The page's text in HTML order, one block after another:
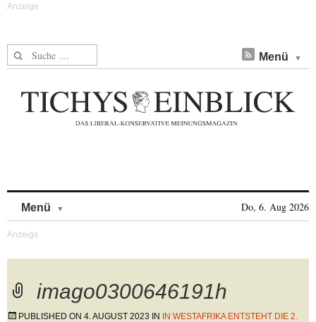
Suche nach: Menü
Menü Do, 6. Aug 2026
imago0300646191h
PUBLISHED ON 4. AUGUST 2023 IN
IN WESTAFRIKA ENTSTEHT DIE 2.